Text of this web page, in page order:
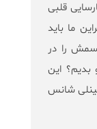
قلبی
ما باید
را در
این
شانس